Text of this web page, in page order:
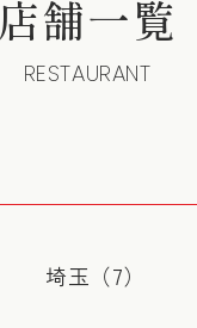
店舗一覧
RESTAURANT
埼玉（7）